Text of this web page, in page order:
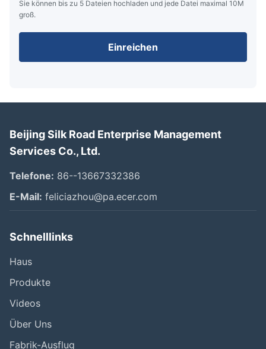
Sie können bis zu 5 Dateien hochladen und jede Datei maximal 10M
groß.
Einreichen
Beijing Silk Road Enterprise Management
Services Co., Ltd.
Telefone: 86--13667332386
E-Mail: feliciazhou@pa.ecer.com
Schnelllinks
Haus
Produkte
Videos
Über Uns
Fabrik-Ausflug